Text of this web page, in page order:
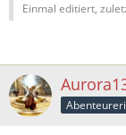
Einmal editiert,